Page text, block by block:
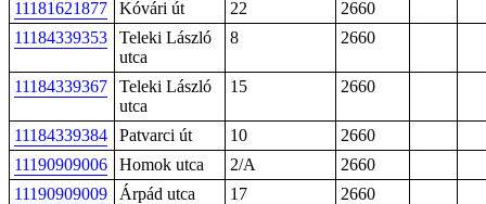
11181621877
Kóvári út 22
2660
11184339353
Teleki László
utca
8 2660
11184339367
Teleki László
utca
15 2660
11184339384 Patvarci út 10
2660
11190909006
Homok utca 2/A
2660
11190909009
Árpád utca 17
2660